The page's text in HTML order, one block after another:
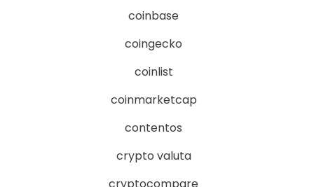
coinbase
coingecko
coinlist
coinmarketcap
contentos
crypto valuta